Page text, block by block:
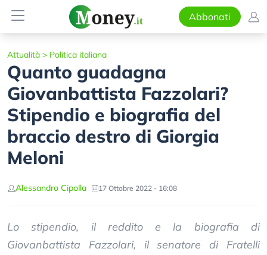
Abbonati
Attualità > Politica italiana
Quanto guadagna
Giovanbattista Fazzolari?
Stipendio e biografia del
braccio destro di Giorgia
Meloni
Alessandro Cipolla 17 Ottobre 2022 - 16:08
Lo stipendio, il reddito e la biografia di
Giovanbattista Fazzolari, il senatore di Fratelli